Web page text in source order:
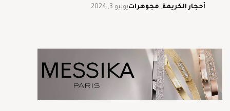
أحجار الكريمة,مجوهراتيوليو 3, 2024